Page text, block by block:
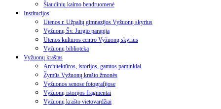
Šiaudinių kaimo bendruomenė
Institucijos
Utenos r. Užpalių gimnazijos Vyžuonų skyrius
Vyžuonų Šv. Jurgio parapija
Utenos kultūros centro Vyžuonų skyrius
Vyžuonų biblioteka
Vyžuonų kraštas
Architektūros, istorijos, gamtos paminklai
Žymūs Vyžuonų krašto žmonės
Vyžuonos senose fotografijose
Vyžuonų istorijos fragmentai
Vyžuonų krašto vietovardžiai